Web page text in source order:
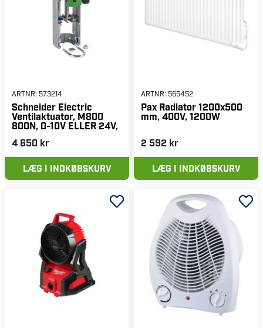
ARTNR: 573214
Schneider Electric
Ventilaktuator, M800
800N, 0-10V ELLER 24V,
4 650 kr
LÆG I INDKØBSKURV
ARTNR: 565452
Pax Radiator 1200x500
mm, 400V, 1200W
2 592 kr
LÆG I INDKØBSKURV